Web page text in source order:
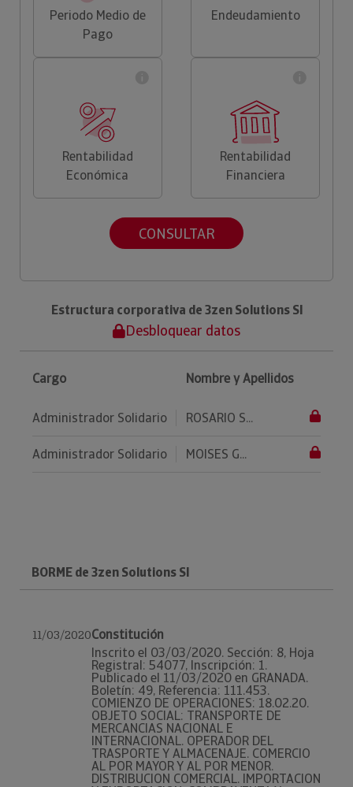
Periodo Medio de
Pago
Endeudamiento
Rentabilidad
Económica
Rentabilidad
Financiera
CONSULTAR
Estructura corporativa de 3zen Solutions Sl
Desbloquear datos
Cargo Nombre y Apellidos
Administrador Solidario ROSARIO S...
Administrador Solidario MOISES G...
BORME de 3zen Solutions Sl
11/03/2020Constitución
Inscrito el 03/03/2020. Sección: 8, Hoja
Registral: 54077, Inscripción: 1.
Publicado el 11/03/2020 en GRANADA.
Boletín: 49, Referencia: 111.453.
COMIENZO DE OPERACIONES: 18.02.20.
OBJETO SOCIAL: TRANSPORTE DE
MERCANCIAS NACIONAL E
INTERNACIONAL. OPERADOR DEL
TRASPORTE Y ALMACENAJE. COMERCIO
AL POR MAYOR Y AL POR MENOR.
DISTRIBUCION COMERCIAL. IMPORTACION